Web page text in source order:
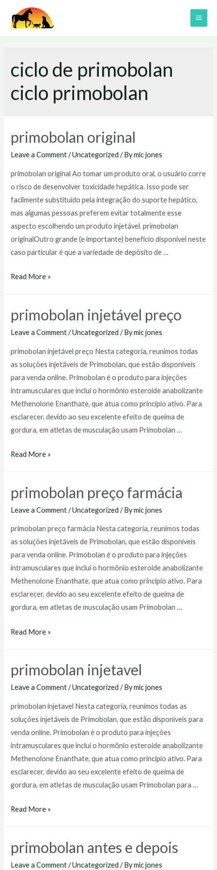
ciclo de primobolan
ciclo primobolan
primobolan original
Leave a Comment /Uncategorized / Bymic jones
primobolan original Ao tomar um produto oral, o usuário corre
o risco de desenvolver toxicidade hepática. Isso pode ser
facilmente substituído pela integração do suporte hepático,
mas algumas pessoas preferem evitar totalmente esse
aspecto escolhendo um produto injetável. primobolan
originalOutro grande (e importante) benefício disponível neste
caso particular é que a variedade de depósito de …
primobolan
Read More »
primobolan injetável preço
Leave a Comment /Uncategorized / Bymic jones
primobolan injetável preço Nesta categoria, reunimos todas
as soluções injetáveis de Primobolan, que estão disponíveis
para venda online. Primobolan é o produto para injeções
intramusculares que inclui o hormônio esteroide anabolizante
Methenolone Enanthate, que atua como princípio ativo. Para
esclarecer, devido ao seu excelente efeito de queima de
gordura, em atletas de musculação usam Primobolan …
primobolan
Read More »
primobolan preço farmácia
Leave a Comment /Uncategorized / Bymic jones
primobolan preço farmácia Nesta categoria, reunimos todas
as soluções injetáveis de Primobolan, que estão disponíveis
para venda online. Primobolan é o produto para injeções
intramusculares que inclui o hormônio esteroide anabolizante
Methenolone Enanthate, que atua como princípio ativo. Para
esclarecer, devido ao seu excelente efeito de queima de
gordura, em atletas de musculação usam Primobolan …
primobolan
Read More »
primobolan injetavel
Leave a Comment /Uncategorized / Bymic jones
primobolan injetavel Nesta categoria, reunimos todas as
soluções injetáveis de Primobolan, que estão disponíveis para
venda online. Primobolan é o produto para injeções
intramusculares que inclui o hormônio esteroide anabolizante
Methenolone Enanthate, que atua como princípio ativo. Para
esclarecer, devido ao seu excelente efeito de queima de
gordura, em atletas de musculação usam Primobolan para …
primobolan
Read More »
primobolan antes e depois
Leave a Comment /Uncategorized / Bymic jones